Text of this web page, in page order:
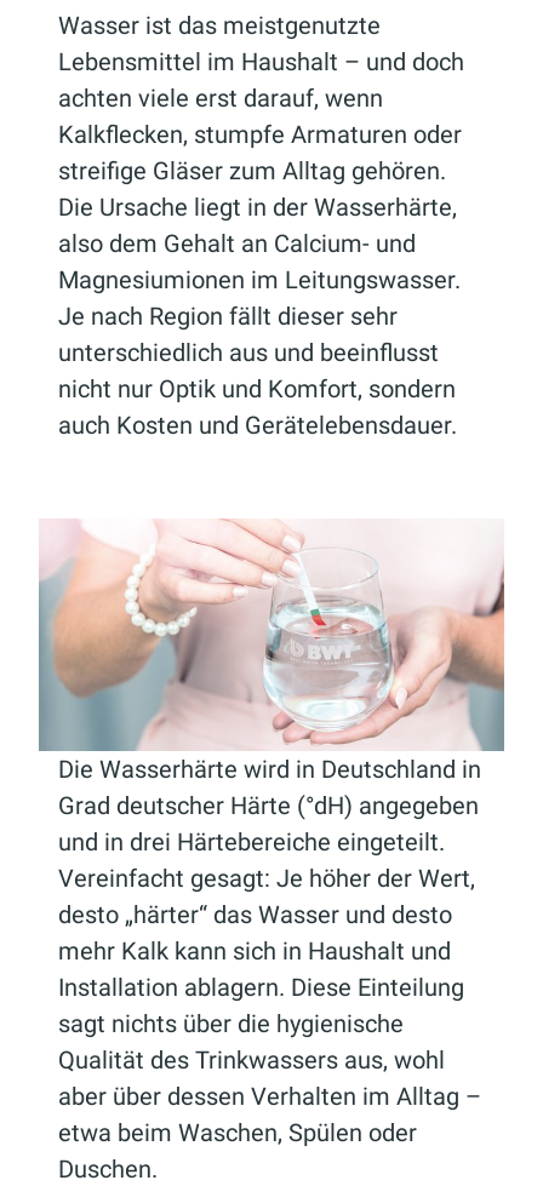
Wasser ist das meistgenutzte
Lebensmittel im Haushalt – und doch
achten viele erst darauf, wenn
Kalkflecken, stumpfe Armaturen oder
streifige Gläser zum Alltag gehören.
Die Ursache liegt in der Wasserhärte,
also dem Gehalt an Calcium- und
Magnesiumionen im Leitungswasser.
Je nach Region fällt dieser sehr
unterschiedlich aus und beeinflusst
nicht nur Optik und Komfort, sondern
auch Kosten und Gerätelebensdauer.
Die Wasserhärte wird in Deutschland in
Grad deutscher Härte (°dH) angegeben
und in drei Härtebereiche eingeteilt.
Vereinfacht gesagt: Je höher der Wert,
desto „härter“ das Wasser und desto
mehr Kalk kann sich in Haushalt und
Installation ablagern. Diese Einteilung
sagt nichts über die hygienische
Qualität des Trinkwassers aus, wohl
aber über dessen Verhalten im Alltag –
etwa beim Waschen, Spülen oder
Duschen.